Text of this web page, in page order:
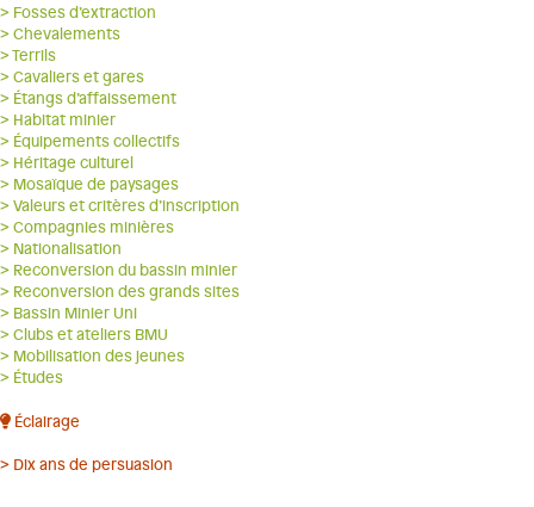
> Fosses d’extraction
> Chevalements
> Terrils
> Cavaliers et gares
> Étangs d’affaissement
> Habitat minier
> Équipements collectifs
> Héritage culturel
> Mosaïque de paysages
> Valeurs et critères d’inscription
> Compagnies minières
> Nationalisation
> Reconversion du bassin minier
> Reconversion des grands sites
> Bassin Minier Uni
> Clubs et ateliers BMU
> Mobilisation des jeunes
> Études
Éclairage
> Dix ans de persuasion